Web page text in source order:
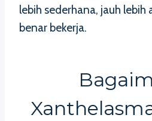
lebih sederhana, jauh
benar bekerja.